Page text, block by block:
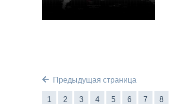
Предыдущая страница
1 2 3 4 5 6 7 8